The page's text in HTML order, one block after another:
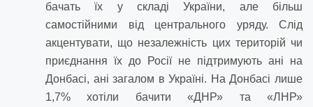
бачать їх у складі України, але більш
самостійними від центрального уряду. Слід
акцентувати, що незалежність цих територій чи
приєднання їх до Росії не підтримують ані на
Донбасі, ані загалом в Україні. На Донбасі лише
1,7% хотіли бачити «ДНР» та «ЛНР»